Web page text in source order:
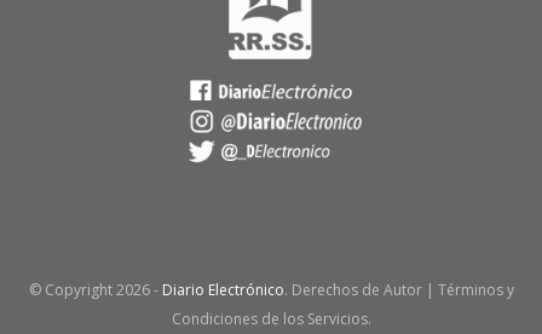
© Copyright2026 - Diario Electrónico. Derechos de Autor | Términos y
Condiciones de los Servicios.